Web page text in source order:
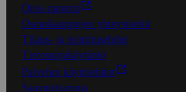
Oiva-raportit
Osuuskauppojen yhteystiedot
Tilaus- ja toimitusehdot
Tietosuojakäytäntö
Palvelun käyttöehdot
Saavutettavuus